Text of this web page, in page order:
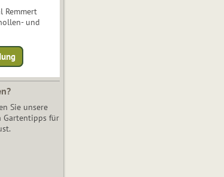
Remmert
und
Sie unsere
Gartentipps für